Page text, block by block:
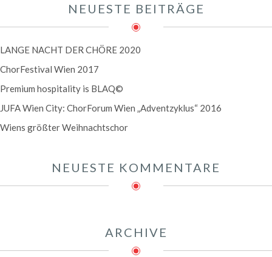
NEUESTE BEITRÄGE
LANGE NACHT DER CHÖRE 2020
ChorFestival Wien 2017
Premium hospitality is BLAQ©
JUFA Wien City: ChorForum Wien „Adventzyklus“ 2016
Wiens größter Weihnachtschor
NEUESTE KOMMENTARE
ARCHIVE